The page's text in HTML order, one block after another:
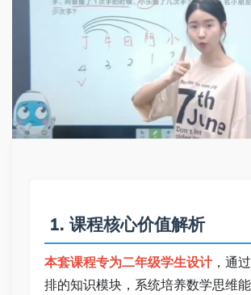
1. 课程核心价值解析
本套课程专为二年级学生设计，通
排的知识模块，系统培养数学思维